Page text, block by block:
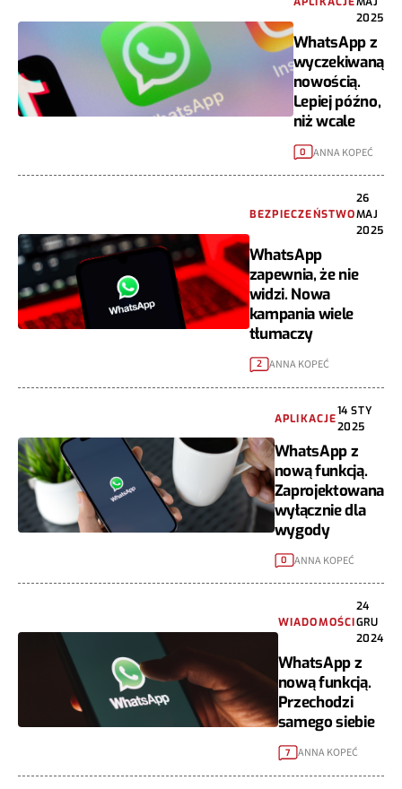
2025
WhatsApp z
wyczekiwaną
nowością.
Lepiej późno,
niż wcale
0 ANNA KOPEĆ
BEZPIECZEŃSTWO
26
MAJ
2025
WhatsApp
zapewnia, że nie
widzi. Nowa
kampania wiele
tłumaczy
2 ANNA KOPEĆ
APLIKACJE
14 STY
2025
WhatsApp z
nową funkcją.
Zaprojektowana
wyłącznie dla
wygody
0 ANNA KOPEĆ
WIADOMOŚCI
24
GRU
2024
WhatsApp z
nową funkcją.
Przechodzi
samego siebie
7 ANNA KOPEĆ